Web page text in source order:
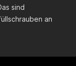
sind
an